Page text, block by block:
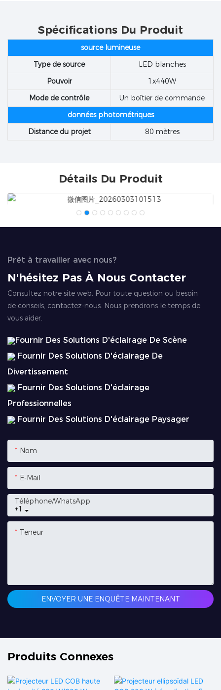
Spécifications Du Produit
source lumineuse
Type de source
LED blanches
Pouvoir
1x440W
Mode de contrôle
Un boîtier de commande
données photométriques
Distance du projet
80 mètres
Détails Du Produit
Prêt à travailler avec nous?
N'hésitez Pas À Nous Contacter
Consultez notre site web. Pour toute question ou besoin
de conseils, contactez-nous. Nous prendrons le temps de
vous aider.
Fournir Des Solutions D'éclairage De Scène
Fournir Des Solutions D'éclairage De
Divertissement
Fournir Des Solutions D'éclairage
Professionnelles
Fournir Des Solutions D'éclairage Paysager
Nom
E-Mail
+1
Téléphone/WhatsApp
Teneur
ENVOYER UNE ENQUÊTE MAINTENANT
Produits Connexes